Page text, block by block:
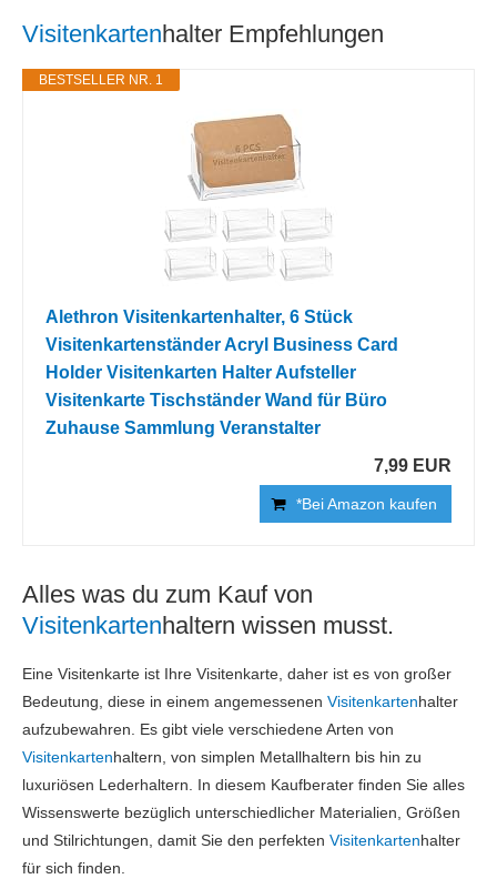
Visitenkartenhalter Empfehlungen
BESTSELLER NR. 1
Alethron Visitenkartenhalter, 6 Stück
Visitenkartenständer Acryl Business Card
Holder Visitenkarten Halter Aufsteller
Visitenkarte Tischständer Wand für Büro
Zuhause Sammlung Veranstalter
7,99 EUR
*Bei Amazon kaufen
Alles was du zum Kauf von
Visitenkartenhaltern wissen musst.
Eine Visitenkarte ist Ihre Visitenkarte, daher ist es von großer
Bedeutung, diese in einem angemessenen Visitenkartenhalter
aufzubewahren. Es gibt viele verschiedene Arten von
Visitenkartenhaltern, von simplen Metallhaltern bis hin zu
luxuriösen Lederhaltern. In diesem Kaufberater finden Sie alles
Wissenswerte bezüglich unterschiedlicher Materialien, Größen
und Stilrichtungen, damit Sie den perfekten Visitenkartenhalter
für sich finden.